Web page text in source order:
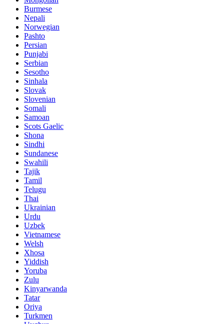
Burmese
Nepali
Norwegian
Pashto
Persian
Punjabi
Serbian
Sesotho
Sinhala
Slovak
Slovenian
Somali
Samoan
Scots Gaelic
Shona
Sindhi
Sundanese
Swahili
Tajik
Tamil
Telugu
Thai
Ukrainian
Urdu
Uzbek
Vietnamese
Welsh
Xhosa
Yiddish
Yoruba
Zulu
Kinyarwanda
Tatar
Oriya
Turkmen